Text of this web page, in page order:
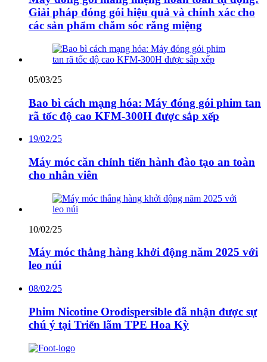
Giải pháp đóng gói hiệu quả và chính xác cho
các sản phẩm chăm sóc răng miệng
05/03/25
Bao bì cách mạng hóa: Máy đóng gói phim tan
rã tốc độ cao KFM-300H được sắp xếp
19/02/25
Máy móc căn chỉnh tiến hành đào tạo an toàn
cho nhân viên
10/02/25
Máy móc thẳng hàng khởi động năm 2025 với
leo núi
08/02/25
Phim Nicotine Orodispersible đã nhận được sự
chú ý tại Triển lãm TPE Hoa Kỳ